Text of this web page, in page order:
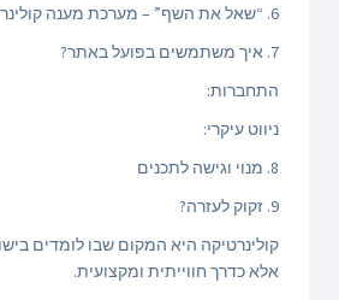
6. “שאל את השף” – מערכת מענה קולינרי
7. איך משתמשים בפועל באתר?
התחברות:
ניווט עיקרי:
8. מנוי וגישה לתכנים
9. זקוק לעזרה?
קולינרטיקה היא המקום שבו לומדים
אלא כדרך חווייתית ומקצועית.